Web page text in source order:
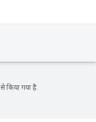
से किया गया है.